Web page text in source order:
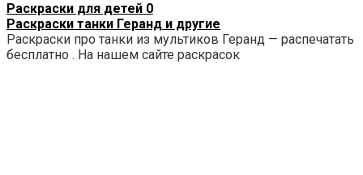
Раскраски для детей 0
Раскраски танки Геранд и другие
Раскраски про танки из мультиков Геранд — распечатать
бесплатно . На нашем сайте раскрасок